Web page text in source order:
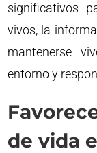
significativos
vivos, la
mantenerse
entorno y
de vida